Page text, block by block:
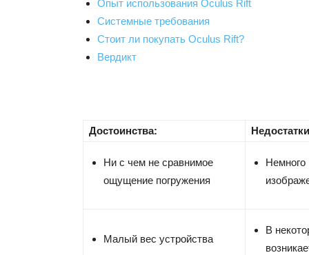
Опыт использования Oculus Rift
Системные требования
Стоит ли покупать Oculus Rift?
Вердикт
Достоинства:
Ни с чем не сравнимое
ощущение погружения
Немного
Малый вес устройства
В